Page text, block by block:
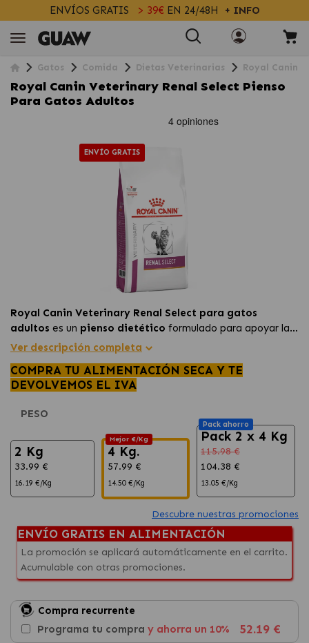
ENVÍOS GRATIS > 39€EN 24/48H + INFO
Gatos Comida Dietas Veterinarias Royal Canin
Royal Canin Veterinary Renal Select Pienso
Para Gatos Adultos
ENVÍO GRATIS
Royal Canin Veterinary Renal Select para gatos
adultos es un pienso dietético formulado para apoyar la
función renalen gatos con insuficiencia renal
calidady una croqueta muyapetecible.
Ver descripción completa
COMPRA TU ALIMENTACIÓN SECA Y TE
DEVOLVEMOS EL IVA
PESO
2 Kg
33.99 €
16.19 €/Kg
Mejor €/Kg
4 Kg.
57.99 €
14.50 €/Kg
Pack ahorro
Pack 2 x 4 Kg
115.98 €
104.38 €
13.05 €/Kg
Descubre nuestras promociones
ENVÍO GRATIS EN ALIMENTACIÓN
La promoción se aplicará automáticamente en el carrito.
Acumulable con otras promociones.
Compra recurrente
Programa tu compra y ahorra un 10% 52.19 €